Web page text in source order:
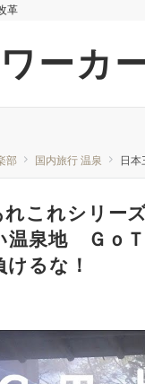
革
ーカ
部 国内旅行 温泉 日
れこれシリー
温泉地 Ｇｏ
るな！